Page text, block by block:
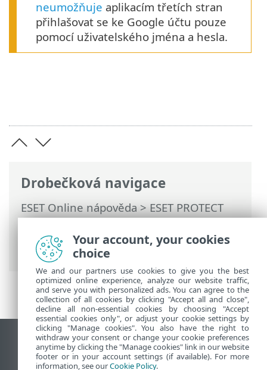
Drobečková navigace
ESET Online nápověda>ESET PROTECT
On-Prem>Používání ESET PROTECT On-
Prem>Hlavní menu ESET PROTECT On-
Prem>Další>Nastavení > SMTP server
neumožňuje aplikacím třetích stran
přihlašovat se ke Google účtu pouze
pomocí uživatelského jména a hesla.
Zobrazit verzi pro počítač
End of Life
Your account, your cookies
choice
We and our partners use cookies to give you the best
optimized online experience, analyze our website traffic,
and serve you with personalized ads. You can agree to the
collection of all cookies by clicking "Accept all and close",
decline all non-essential cookies by choosing "Accept
essential cookies only", or adjust your cookie settings by
clicking "Manage cookies". You also have the right to
withdraw your consent or change your cookie preferences
anytime by clicking the "Manage cookies" link in our website
footer or in your account settings (if available). For more
information, see ourCookie Policy.